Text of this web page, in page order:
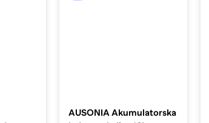
AUSONIA Akumulatorska